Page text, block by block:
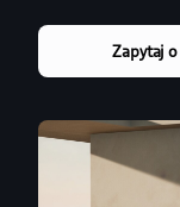
Zapytaj